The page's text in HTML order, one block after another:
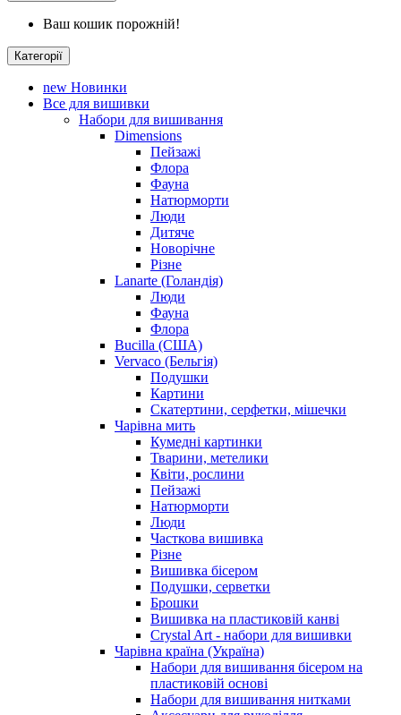
Ваш кошик порожній!
Категорії
new Новинки
Все для вишивки
Набори для вишивання
Dimensions
Пейзажі
Флора
Фауна
Натюрморти
Люди
Дитяче
Новорічне
Різне
Lanarte (Голандія)
Люди
Фауна
Флора
Bucilla (США)
Vervaco (Бельгія)
Подушки
Картини
Скатертини, серфетки, мішечки
Чарiвна мить
Кумедні картинки
Тварини, метелики
Квіти, рослини
Пейзажі
Натюрморти
Люди
Часткова вишивка
Різне
Вишивка бісером
Подушки, серветки
Брошки
Вишивка на пластиковій канві
Crystal Art - набори для вишивки
Чарівна країна (Україна)
Набори для вишивання бісером на
пластиковій основі
Набори для вишивання нитками